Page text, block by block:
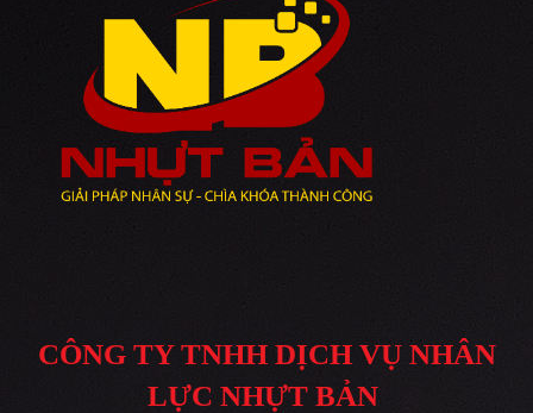
CÔNG TY TNHH DỊCH VỤ NHÂN
LỰC NHỰT BẢN